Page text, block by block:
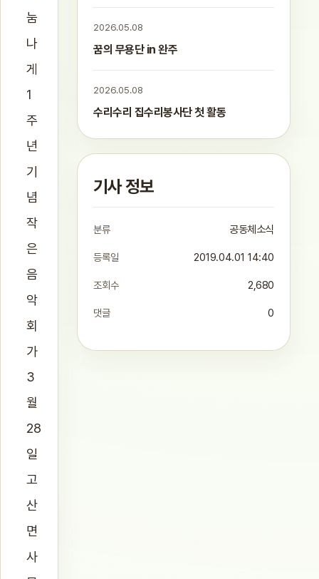
눔
나
게
1
주
년
기
념
작
은
음
악
회
가
3
월
28
일
고
산
면
사
2026.05.08
꿈의 무용단 in 완주
2026.05.08
수리수리 집수리봉사단 첫 활동
기사 정보
분류 공동체소식
등록일 2019.04.01 14:40
조회수 2,680
댓글 0